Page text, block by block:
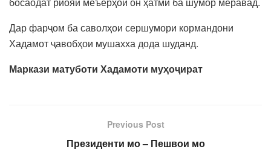
Дар фарҷом ба саволҳои сершумори кормандони
Хадамот ҷавобҳои мушахха дода шуданд.
Маркази матуботи Хадамоти муҳоҷират
Previous Post
Президенти мо – Пешвои мо